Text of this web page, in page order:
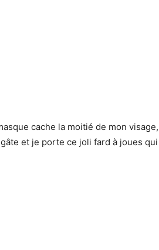
cache la moitié de mon visage,
et je porte ce joli fard à joues qui